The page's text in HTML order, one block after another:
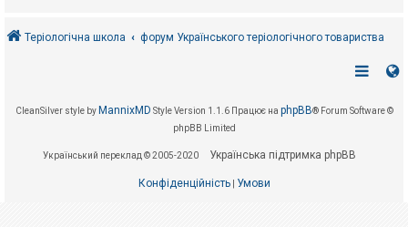
Теріологічна школа форум Українського теріологічного товариства
CleanSilver style by MannixMD Style Version 1.1.6 Працює на phpBB® Forum Software ©
phpBB Limited
Український переклад © 2005-2020 Українська підтримка phpBB
Конфіденційність| Умови